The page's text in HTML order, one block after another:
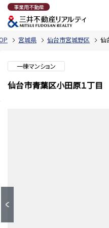
事業用不動産
宮城県 仙台市宮城野区 仙
一棟マンション
仙台市青葉区小田原１丁目